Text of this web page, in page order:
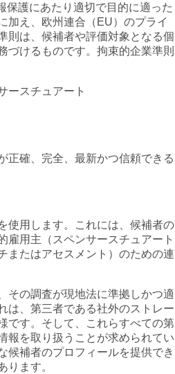
保護にあたり適切で目的に適った
加え、欧州連合（EU）のプライ
則は、候補者や評価対象となる個
づけるものです。拘束的企業準則
ースチュアート
正確、完全、最新かつ信頼できる
使用します。これには、候補者の
雇用主（スペンサースチュアート
またはアセスメント）のための連
その調査が現地法に準拠しかつ適
は、第三者である社外のストレー
です。そして、これらすべての第
報を取り扱うことが求められてい
候補者のプロフィールを提供でき
ります。